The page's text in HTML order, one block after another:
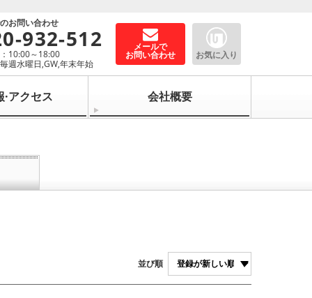
お問い合わせ
932-512
10:00～18:00
週水曜日,GW,年末年始
メールで
お問い合わせ お気に入り
·アクセス 会社概要
並び順